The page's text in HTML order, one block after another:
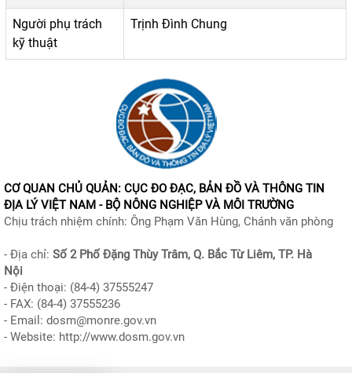
Người phụ trách
kỹ thuật
Trịnh Đình Chung
CƠ QUAN CHỦ QUẢN: CỤC ĐO ĐẠC, BẢN ĐỒ VÀ THÔNG TIN
ĐỊA LÝ VIỆT NAM - BỘ NÔNG NGHIỆP VÀ MÔI TRƯỜNG
Chịu trách nhiệm chính: Ông Phạm Văn Hùng, Chánh văn phòng
- Địa chỉ: Số 2 Phố Đặng Thùy Trâm, Q. Bắc Từ Liêm, TP. Hà
Nội
- Điện thoại: (84-4) 37555247
- FAX: (84-4) 37555236
- Email: dosm@monre.gov.vn
- Website: http://www.dosm.gov.vn